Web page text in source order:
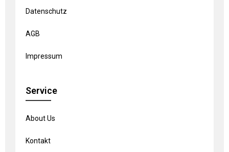
Datenschutz
AGB
Impressum
Service
About Us
Kontakt